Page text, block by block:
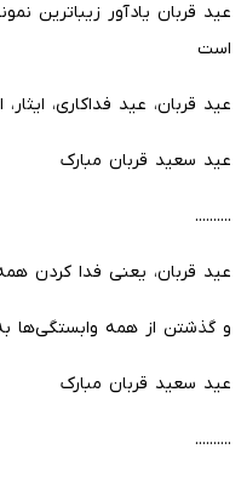
عید قربان یادآور زیباترین
است
عید قربان، عید فداکاری،
عید سعید قربان مبارک
..........
عید قربان، یعنى فدا کردن
و گذشتن از همه وابستگى‌ها
عید سعید قربان مبارک
..........